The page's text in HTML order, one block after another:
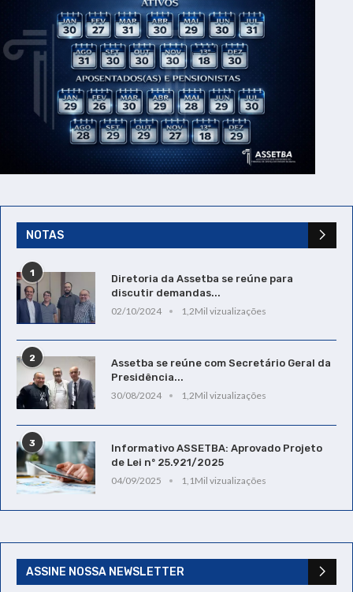
NOTAS
1
Diretoria da Assetba se reúne para
discutir demandas...
02/10/2024
1,2Mil vizualizações
2
Assetba se reúne com Secretário Geral da
Presidência...
30/08/2024
1,2Mil vizualizações
3
Informativo ASSETBA: Aprovado Projeto
de Lei nº 25.921/2025
04/09/2025
1,1Mil vizualizações
ASSINE NOSSA NEWSLETTER